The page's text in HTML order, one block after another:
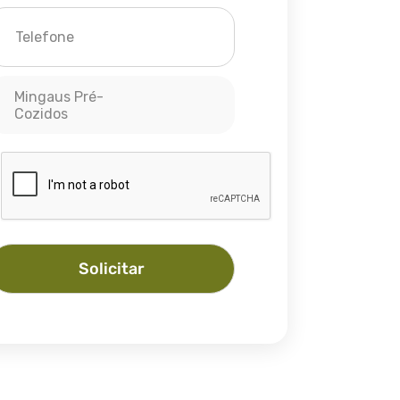
Mingaus Pré-
Cozidos
Solicitar